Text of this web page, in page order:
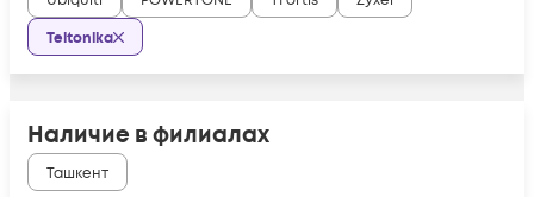
Teltonika
Наличие в филиалах
Ташкент